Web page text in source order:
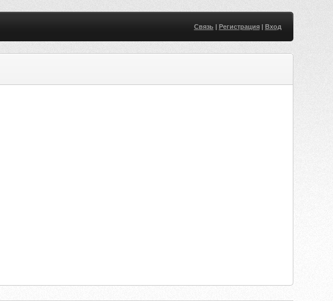
Связь| Регистрация| Вход